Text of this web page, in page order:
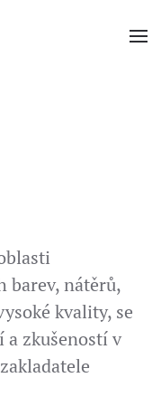
barev, nátěrů,
kvality, se
a zkušeností v